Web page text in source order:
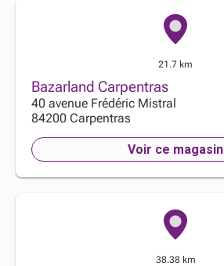
21.7 km
Bazarland Carpentras
40 avenue Frédéric Mistral
84200 Carpentras
Voir ce magasin
38.38 km